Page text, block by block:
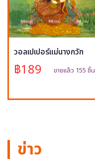
วอลเปเปอร์แม่นางกวัก
฿189 ขายแล้ว 155 ชิ้น
ข่าว